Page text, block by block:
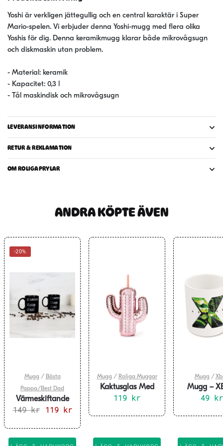
Yoshi är verkligen jättegullig och en central karaktär i Super
Mario-spelen. Vi erbjuder denna Yoshi-mugg med flera olika
Yoshis för dig. Denna keramikmugg klarar både mikrovågsugn
och diskmaskin utan problem.
- Material: keramik
- Kapacitet: 0,3 l
- Tål maskindisk och mikrovågsugn
LEVERANSINFORMATION
RETUR & REKLAMATION
OM ROLIGAPRYLAR
ANDRA KÖPTE ÄVEN
-20%
Mugg / Bästa
Pappa/Best Dad
Värmeskiftande
Mugg Super Dad
149kr
Det
ursprungliga
priset
119 krDet
nuvarande
priset
är:
Mugg / Roliga Muggar
Kaktusglas Med
Sugrör
119 kr
Mugg /
Mugg –
49 kr